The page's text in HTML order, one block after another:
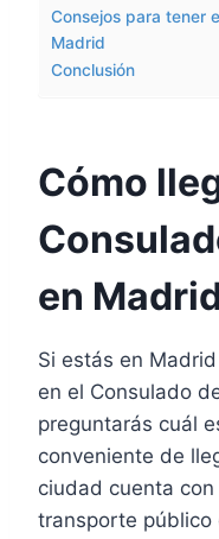
Consejos para tener
Madrid
Conclusión
Cómo
en
Si estás en
en el Consulado
preguntarás cuál
conveniente de
ciudad cuenta
transporte público